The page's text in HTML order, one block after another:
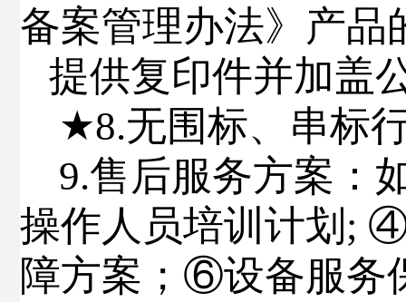
备案管理办法》产品
提供复印件并加盖
★8.无围标、串标
9.售后服务方案 ：
操作人员培训计划 ; ④
障方案；⑥设备服务